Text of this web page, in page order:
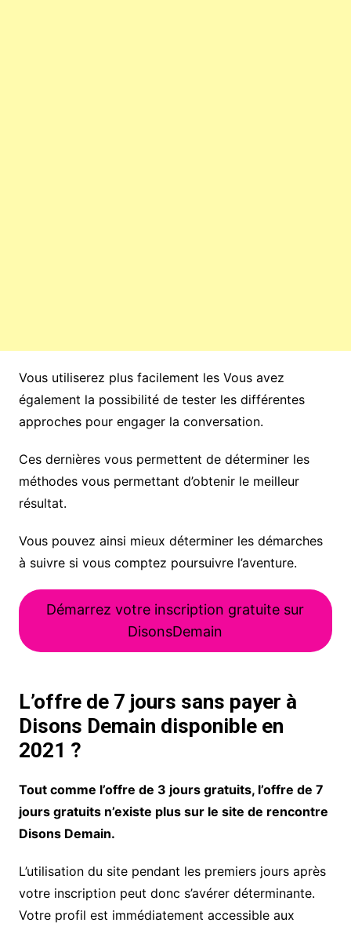
Vous utiliserez plus facilement les Vous avez
également la possibilité de tester les différentes
approches pour engager la conversation.
Ces dernières vous permettent de déterminer les
méthodes vous permettant d’obtenir le meilleur
résultat.
Vous pouvez ainsi mieux déterminer les démarches
à suivre si vous comptez poursuivre l’aventure.
Démarrez votre inscription gratuite sur
DisonsDemain
L’offre de 7 jours sans payer à
Disons Demain disponible en
2021 ?
Tout comme l’offre de 3 jours gratuits, l’offre de 7
jours gratuits n’existe plus sur le site de rencontre
Disons Demain.
L’utilisation du site pendant les premiers jours après
votre inscription peut donc s’avérer déterminante.
Votre profil est immédiatement accessible aux